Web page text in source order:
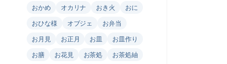
おかめ
オカリナ おき火
おに
おひな様
オブジェ
お弁当
お月見
お正月 お皿
お皿作り
お膳
お花見 お茶処
お茶処紬